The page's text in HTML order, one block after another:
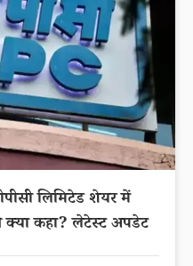
लिमिटेड शेयर में
क्या कहा? लेटेस्ट अपडेट